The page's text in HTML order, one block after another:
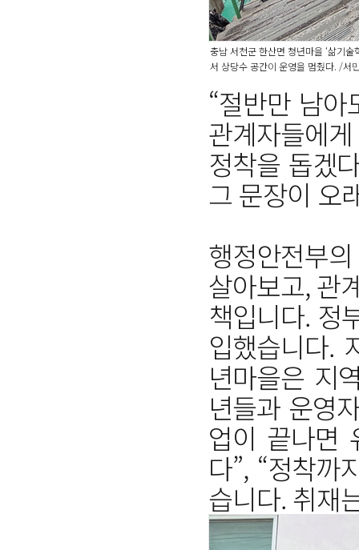
충남 서천군 한산면 청년마을 ‘삶기
서 상당수 공간이 운영을 멈췄다. /서
“절반만 남
관계자들에
정착을 돕겠
그 문장이 오
행정안전부
살아보고, 관
책입니다. 정
입했습니다.
년마을은 지
년들과 운영
업이 끝나면
다”, “정착까
습니다. 취재